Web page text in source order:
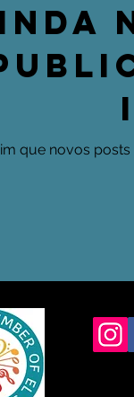
que novos